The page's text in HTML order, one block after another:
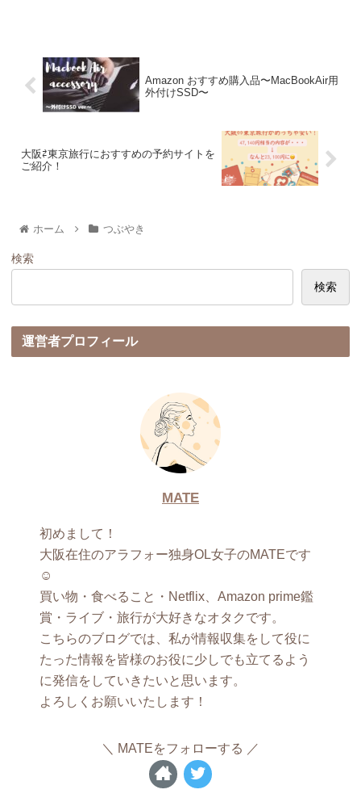
Amazon おすすめ購入品〜MacBookAir用
外付けSSD〜
大阪⇄東京旅行におすすめの予約サイトを
ご紹介！
ホーム つぶやき
検索
検索
運営者プロフィール
MATE
初めまして！
大阪在住のアラフォー独身OL女子のMATEです
☺︎
買い物・食べること・Netflix、Amazon prime鑑
賞・ライブ・旅行が大好きなオタクです。
こちらのブログでは、私が情報収集をして役に
たった情報を皆様のお役に少しでも立てるよう
に発信をしていきたいと思います。
よろしくお願いいたします！
MATEをフォローする